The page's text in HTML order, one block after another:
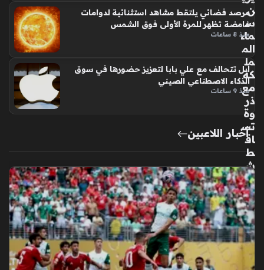
ن
س
ماء
الم
مل
كة
مع
ذر
وة
تس
اق
ط
ش
ه
ب
الب
رش
اوي
ات
نها
مرصد فضائي يلتقط مشاهد استثنائية لدوامات
غامضة تظهر للمرة الأولى فوق الشمس
منذ 8 ساعات
أبل تتحالف مع علي بابا لتعزيز حضورها في سوق
الذكاء الاصطناعي الصيني
منذ 9 ساعات
أخبار اللاعبين